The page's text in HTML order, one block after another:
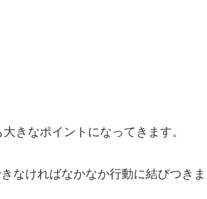
きなポイントになってきます。
なければなかなか行動に結びつきま